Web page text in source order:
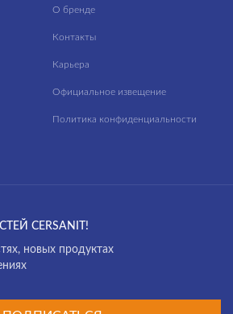
О бренде
Контакты
Карьера
Официальное извещение
Политика конфиденциальности
CERSANIT!
новых продуктах